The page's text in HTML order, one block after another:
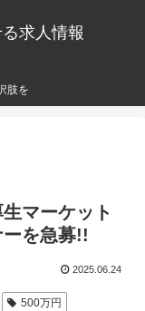
求人情報
肢を
マーケット
を急募!!
2025.06.24
500万円